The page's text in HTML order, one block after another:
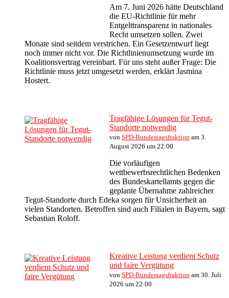
Am 7. Juni 2026 hätte Deutschland
die EU-Richtlinie für mehr
Entgelttransparenz in nationales
Recht umsetzen sollen. Zwei
Monate sind seitdem verstrichen. Ein Gesetzentwurf liegt
noch immer nicht vor. Die Richtlinienumsetzung wurde im
Koalitionsvertrag vereinbart. Für uns steht außer Frage: Die
Richtlinie muss jetzt umgesetzt werden, erklärt Jasmina
Hostert.
Tragfähige Lösungen für Tegut-
Standorte notwendig
von SPD-Bundestagsfraktion am 3.
August 2026 um 22:00
Die vorläufigen
wettbewerbsrechtlichen Bedenken
des Bundeskartellamts gegen die
geplante Übernahme zahlreicher
Tegut-Standorte durch Edeka sorgen für Unsicherheit an
vielen Standorten. Betroffen sind auch Filialen in Bayern, sagt
Sebastian Roloff.
Kreative Leistung verdient Schutz
und faire Vergütung
von SPD-Bundestagsfraktion am 30. Juli
2026 um 22:00